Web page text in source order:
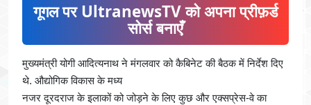
गूगल पर UltranewsTV को अपना प्रीफ़र्ड
सोर्स बनाएँ
मुख्यमंत्री योगी आदित्यनाथ ने मंगलवार को कैबिनेट की बैठक में निर्देश दिए
थे. औद्योगिक विकास के मध्य
नजर दूरदराज के इलाकों को जोड़ने के लिए कुछ और एक्सप्रेस-वे का